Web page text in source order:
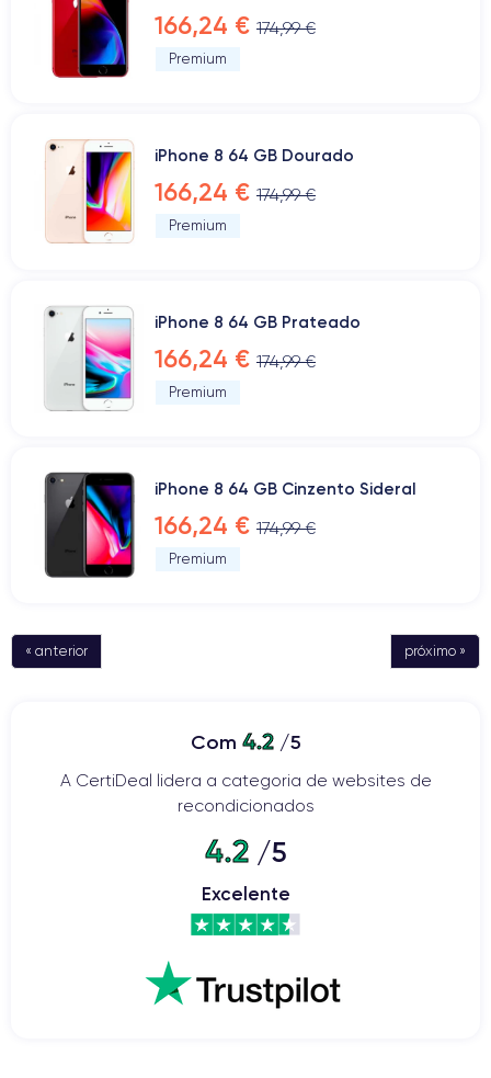
166,24 € 174,99 €
Premium
iPhone 8 64 GB Dourado
166,24 € 174,99 €
Premium
iPhone 8 64 GB Prateado
166,24 € 174,99 €
Premium
iPhone 8 64 GB Cinzento Sideral
166,24 € 174,99 €
Premium
« anterior próximo »
Com 4.2/5
A CertiDeal lidera a categoria de websites de
recondicionados
4.2/5
Excelente